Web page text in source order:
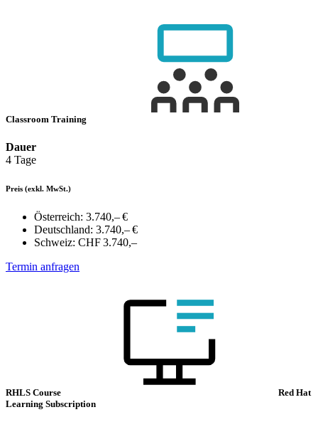
Classroom Training
Dauer
4 Tage
Preis (exkl. MwSt.)
Österreich: 3.740,– €
Deutschland: 3.740,– €
Schweiz: CHF 3.740,–
Termin anfragen
RHLS Course
Red Hat
Learning Subscription